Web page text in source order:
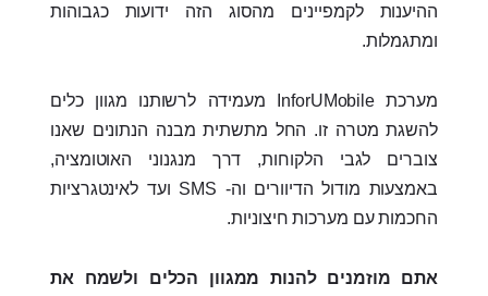
ההיענות לקמפיינים מהסוג הזה ידועות כגבוהות
ומתגמלות.
מערכת InforUMobile מעמידה לרשותנו מגוון כלים
להשגת מטרה זו. החל מתשתית מבנה הנתונים שאנו
צוברים לגבי הלקוחות, דרך מנגנוני האוטומציה,
באמצעות מודול הדיוורים וה- SMS ועד לאינטגרציות
החכמות עם מערכות חיצוניות.
אתם מוזמנים להנות ממגוון הכלים ולשמח את